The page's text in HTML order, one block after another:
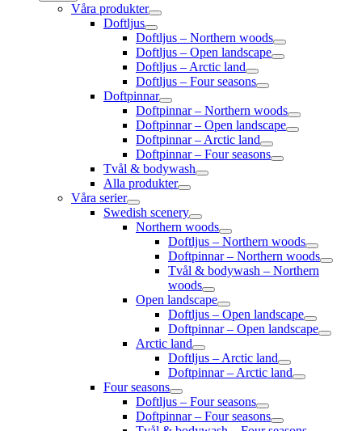
Våra produkter
Doftljus
Doftljus – Northern woods
Doftljus – Open landscape
Doftljus – Arctic land
Doftljus – Four seasons
Doftpinnar
Doftpinnar – Northern woods
Doftpinnar – Open landscape
Doftpinnar – Arctic land
Doftpinnar – Four seasons
Tvål & bodywash
Alla produkter
Våra serier
Swedish scenery
Northern woods
Doftljus – Northern woods
Doftpinnar – Northern woods
Tvål & bodywash – Northern
woods
Open landscape
Doftljus – Open landscape
Doftpinnar – Open landscape
Arctic land
Doftljus – Arctic land
Doftpinnar – Arctic land
Four seasons
Doftljus – Four seasons
Doftpinnar – Four seasons